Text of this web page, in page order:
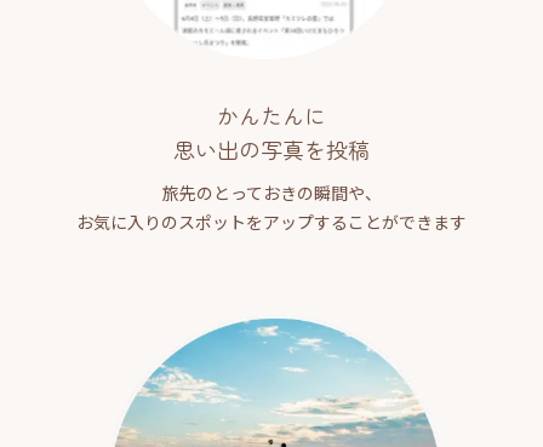
かんたんに
思い出の写真を投稿
旅先のとっておきの瞬間や、
お気に入りのスポットをアップすることができます